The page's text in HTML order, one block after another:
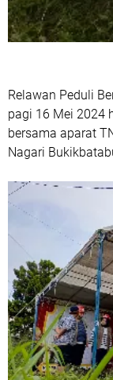
Relawan Peduli
pagi 16 Mei 2024
bersama aparat
Nagari